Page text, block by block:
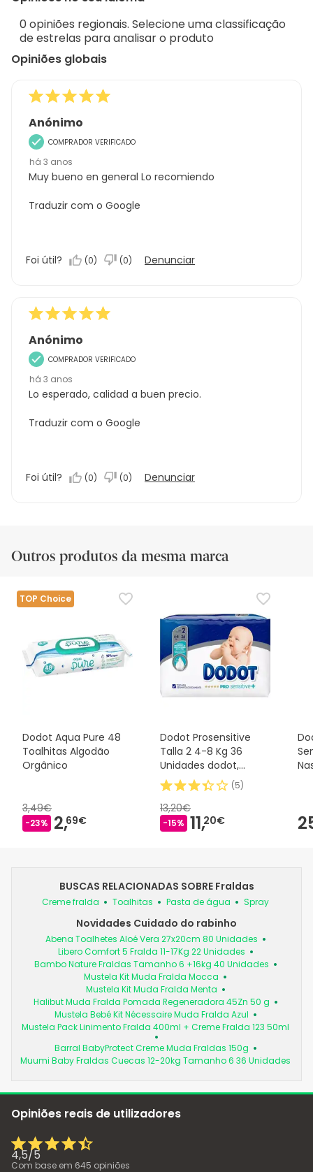
análises
0 opiniões regionais. Selecione uma classificação
de estrelas para analisar o produto
Opiniões globais
Anónimo
COMPRADOR VERIFICADO
há 3 anos
Muy bueno en general Lo recomiendo
Traduzir com o Google
Foi útil? (0) (0) Denunciar
Anónimo
COMPRADOR VERIFICADO
há 3 anos
Lo esperado, calidad a buen precio.
Traduzir com o Google
Foi útil? (0) (0) Denunciar
Outros produtos da mesma marca
TOP Choice
Dodot Aqua Pure 48
Toalhitas Algodão
Orgânico
3,49€
-23% 2,69€
Dodot Prosensitive
Talla 2 4-8 Kg 36
Unidades dodot,
36Uds
(5)
13,20€
-15% 11,20€
BUSCAS RELACIONADAS SOBRE Fraldas
Creme fralda Toalhitas Pasta de água Spray
Novidades Cuidado do rabinho
Abena Toalhetes Aloé Vera 27x20cm 80 Unidades
Libero Comfort 5 Fralda 11-17Kg 22 Unidades
Bambo Nature Fraldas Tamanho 6 +16kg 40 Unidades
Mustela Kit Muda Fralda Mocca
Mustela Kit Muda Fralda Menta
Halibut Muda Fralda Pomada Regeneradora 45Zn 50 g
Mustela Bebé Kit Nécessaire Muda Fralda Azul
Mustela Pack Linimento Fralda 400ml + Creme Fralda 123 50ml
Barral BabyProtect Creme Muda Fraldas 150g
Muumi Baby Fraldas Cuecas 12-20kg Tamanho 6 36 Unidades
Opiniões reais de utilizadores
4,5/5
Com base em 645 opiniões